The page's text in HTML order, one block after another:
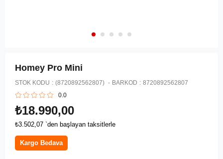
Homey Pro Mini
STOK KODU (8720892562807) BARKOD : 8720892562807
0.0
₺18.990,00
₺3.502,07 `den başlayan taksitlerle
Kargo Bedava